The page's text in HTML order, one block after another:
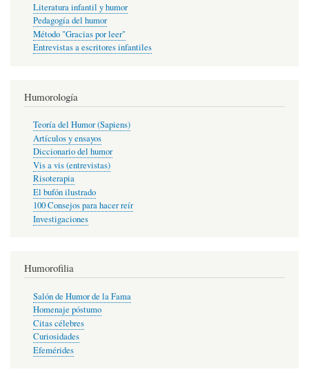
Literatura infantil y humor
Pedagogía del humor
Método "Gracias por leer"
Entrevistas a escritores infantiles
Humorología
Teoría del Humor (Sapiens)
Artículos y ensayos
Diccionario del humor
Vis a vis (entrevistas)
Risoterapia
El bufón ilustrado
100 Consejos para hacer reír
Investigaciones
Humorofilia
Salón de Humor de la Fama
Homenaje póstumo
Citas célebres
Curiosidades
Efemérides